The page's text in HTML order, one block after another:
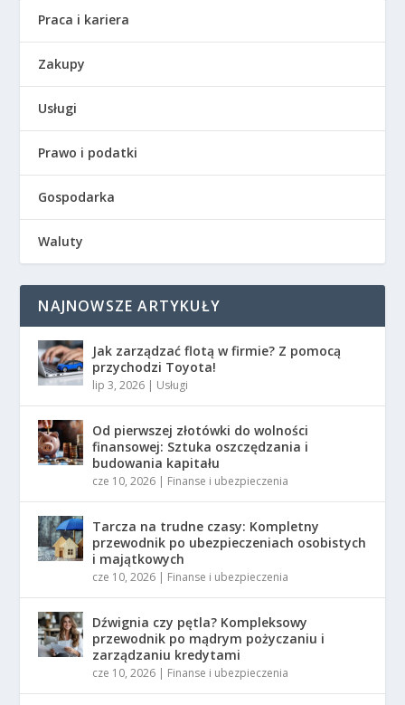
Praca i kariera
Zakupy
Usługi
Prawo i podatki
Gospodarka
Waluty
NAJNOWSZE ARTYKUŁY
Jak zarządzać flotą w firmie? Z pomocą
przychodzi Toyota!
lip 3, 2026 | Usługi
Od pierwszej złotówki do wolności
finansowej: Sztuka oszczędzania i
budowania kapitału
cze 10, 2026 | Finanse i ubezpieczenia
Tarcza na trudne czasy: Kompletny
przewodnik po ubezpieczeniach osobistych
i majątkowych
cze 10, 2026 | Finanse i ubezpieczenia
Dźwignia czy pętla? Kompleksowy
przewodnik po mądrym pożyczaniu i
zarządzaniu kredytami
cze 10, 2026 | Finanse i ubezpieczenia